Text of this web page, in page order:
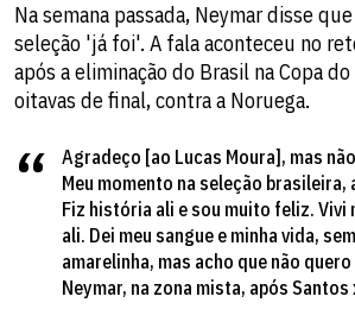
Na semana passada, Neymar disse
seleção 'já foi'. A fala aconteceu no
após a eliminação do Brasil na Copa
oitavas de final, contra a Noruega.
Agradeço [ao Lucas Moura], mas
Meu momento na seleção brasileira,
Fiz história ali e sou muito feliz. Vivi
ali. Dei meu sangue e minha vida,
amarelinha, mas acho que não
Neymar, na zona mista, após Santos